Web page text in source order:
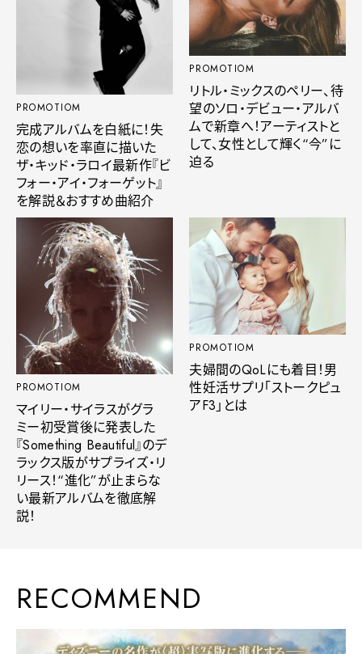
PROMOTIOM
完成アルバムを白紙に！失
恋の想いを率直に描いた
ザ・キッド・ラロイ最新作『ビ
フォー・アイ・フォーゲット』
を解説＆おすすめ曲紹介
PROMOTIOM
リトル・ミックスのペリー、待
望のソロ・デビュー・アルバ
ムで新章へ！アーティストと
して、女性として輝く“今”に
迫る
PROMOTIOM
マイリー・サイラスがグラ
ミー初受賞後に発表した
『Something Beautiful』のデ
ラックス版がサプライズ・リ
リース！“進化”が止まらな
い最新アルバムを徹底解
説！
PROMOTIOM
夫婦間のQoLにも着目！男
性妊活サプリ「ストークピュ
アF3」とは
RECOMMEND